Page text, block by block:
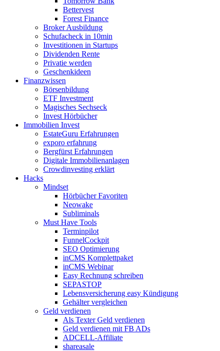
Bettervest
Forest Finance
Broker Ausbildung
Schufacheck in 10min
Investitionen in Startups
Dividenden Rente
Privatie werden
Geschenkideen
Finanzwissen
Börsenbildung
ETF Investment
Magisches Sechseck
Invest Hörbücher
Immobilien Invest
EstateGuru Erfahrungen
exporo erfahrung
Bergfürst Erfahrungen
Digitale Immobilienanlagen
Crowdinvesting erklärt
Hacks
Mindset
Hörbücher Favoriten
Neowake
Subliminals
Must Have Tools
Terminpilot
FunnelCockpit
SEO Optimierung
inCMS Komplettpaket
inCMS Webinar
Easy Rechnung schreiben
SEPASTOP
Lebensversicherung easy Kündigung
Gehälter vergleichen
Geld verdienen
Als Texter Geld verdienen
Geld verdienen mit FB ADs
ADCELL-Affiliate
shareasale